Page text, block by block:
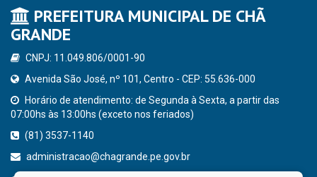
PREFEITURA MUNICIPAL DE CHÃ
GRANDE
CNPJ: 11.049.806/0001-90
Avenida São José, nº 101, Centro - CEP: 55.636-000
Horário de atendimento: de Segunda à Sexta, a partir das
07:00hs às 13:00hs (exceto nos feriados)
(81) 3537-1140
administracao@chagrande.pe.gov.br